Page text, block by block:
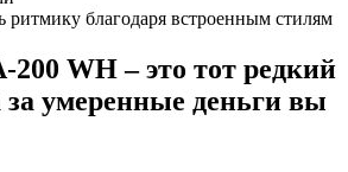
ритмику благодаря встроенным стилям
WH – это тот редкий
за умеренные деньги вы